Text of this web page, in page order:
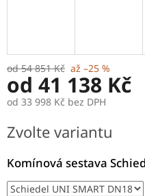
od 54 851 Kč až –25 %
od 41 138 Kč
od 33 998 Kč bez DPH
cena:
Zvolte variantu
Komínová sestava